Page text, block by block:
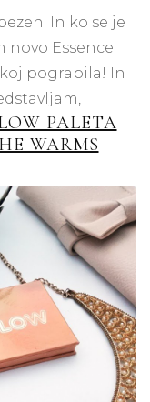
In ko se je
novo Essence
pograbila! In
PALETA
WARMS